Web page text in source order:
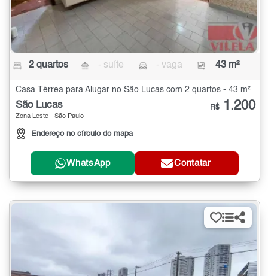
2 quartos - suíte - vaga 43 m²
Casa Térrea para Alugar no São Lucas com 2 quartos - 43 m²
São Lucas
Zona Leste - São Paulo
Endereço no círculo do mapa
R$ 1.200
WhatsApp Contatar